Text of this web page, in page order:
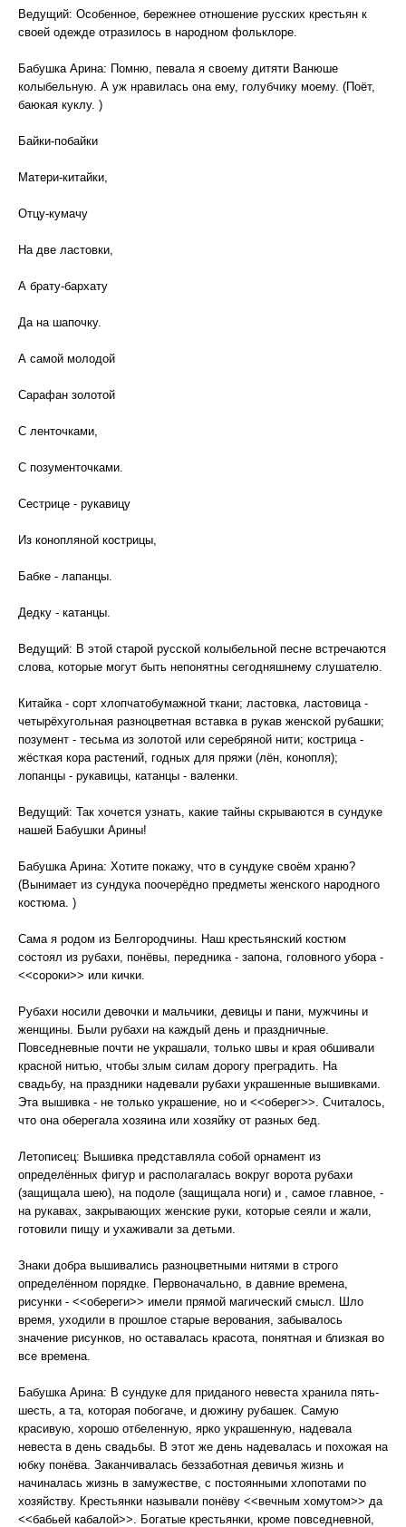
Ведущий: Особенное, бережнее отношение русских крестьян к
своей одежде отразилось в народном фольклоре.
Бабушка Арина: Помню, певала я своему дитяти Ванюше
колыбельную. А уж нравилась она ему, голубчику моему. (Поёт,
баюкая куклу. )
Байки-побайки
Матери-китайки,
Отцу-кумачу
На две ластовки,
А брату-бархату
Да на шапочку.
А самой молодой
Сарафан золотой
С ленточками,
С позументочками.
Сестрице - рукавицу
Из конопляной кострицы,
Бабке - лапанцы.
Дедку - катанцы.
Ведущий: В этой старой русской колыбельной песне встречаются
слова, которые могут быть непонятны сегодняшнему слушателю.
Китайка - сорт хлопчатобумажной ткани; ластовка, ластовица -
четырёхугольная разноцветная вставка в рукав женской рубашки;
позумент - тесьма из золотой или серебряной нити; кострица -
жёсткая кора растений, годных для пряжи (лён, конопля);
лопанцы - рукавицы, катанцы - валенки.
Ведущий: Так хочется узнать, какие тайны скрываются в сундуке
нашей Бабушки Арины!
Бабушка Арина: Хотите покажу, что в сундуке своём храню?
(Вынимает из сундука поочерёдно предметы женского народного
костюма. )
Сама я родом из Белгородчины. Наш крестьянский костюм
состоял из рубахи, понёвы, передника - запона, головного убора -
<<сороки>> или кички.
Рубахи носили девочки и мальчики, девицы и пани, мужчины и
женщины. Были рубахи на каждый день и праздничные.
Повседневные почти не украшали, только швы и края обшивали
красной нитью, чтобы злым силам дорогу преградить. На
свадьбу, на праздники надевали рубахи украшенные вышивками.
Эта вышивка - не только украшение, но и <<оберег>>. Считалось,
что она оберегала хозяина или хозяйку от разных бед.
Летописец: Вышивка представляла собой орнамент из
определённых фигур и располагалась вокруг ворота рубахи
(защищала шею), на подоле (защищала ноги) и , самое главное, -
на рукавах, закрывающих женские руки, которые сеяли и жали,
готовили пищу и ухаживали за детьми.
Знаки добра вышивались разноцветными нитями в строго
определённом порядке. Первоначально, в давние времена,
рисунки - <<обереги>> имели прямой магический смысл. Шло
время, уходили в прошлое старые верования, забывалось
значение рисунков, но оставалась красота, понятная и близкая во
все времена.
Бабушка Арина: В сундуке для приданого невеста хранила пять-
шесть, а та, которая побогаче, и дюжину рубашек. Самую
красивую, хорошо отбеленную, ярко украшенную, надевала
невеста в день свадьбы. В этот же день надевалась и похожая на
юбку понёва. Заканчивалась беззаботная девичья жизнь и
начиналась жизнь в замужестве, с постоянными хлопотами по
хозяйству. Крестьянки называли понёву <<вечным хомутом>> да
<<бабьей кабалой>>. Богатые крестьянки, кроме повседневной,